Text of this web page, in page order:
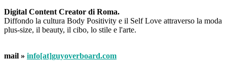
Digital Content Creator di Roma.
Diffondo la cultura Body Positivity e il Self Love attraverso la moda
plus-size, il beauty, il cibo, lo stile e l'arte.
mail » info[at]guyoverboard.com